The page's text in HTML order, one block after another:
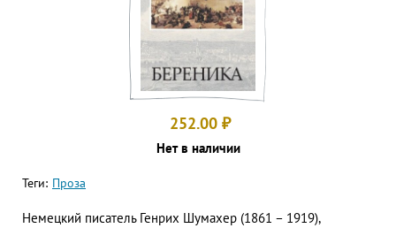
252.00 ₽
Нет в наличии
Теги: Проза
Немецкий писатель Генрих Шумахер (1861 – 1919),